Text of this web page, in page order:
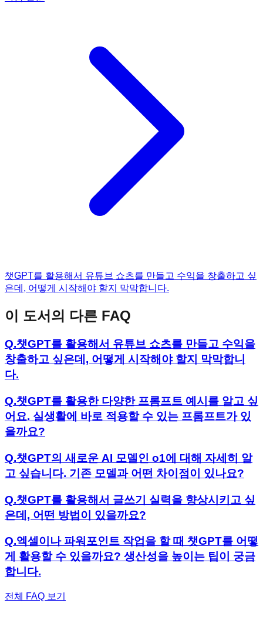
챗GPT를 활용해서 유튜브 쇼츠를 만들고 수익을 창출하고 싶
은데, 어떻게 시작해야 할지 막막합니다.
이 도서의 다른 FAQ
Q.챗GPT를 활용해서 유튜브 쇼츠를 만들고 수익을
창출하고 싶은데, 어떻게 시작해야 할지 막막합니
다.
Q.챗GPT를 활용한 다양한 프롬프트 예시를 알고 싶
어요. 실생활에 바로 적용할 수 있는 프롬프트가 있
을까요?
Q.챗GPT의 새로운 AI 모델인 o1에 대해 자세히 알
고 싶습니다. 기존 모델과 어떤 차이점이 있나요?
Q.챗GPT를 활용해서 글쓰기 실력을 향상시키고 싶
은데, 어떤 방법이 있을까요?
Q.엑셀이나 파워포인트 작업을 할 때 챗GPT를 어떻
게 활용할 수 있을까요? 생산성을 높이는 팁이 궁금
합니다.
전체 FAQ 보기